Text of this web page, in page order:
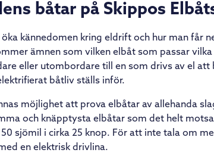
båtar på Skippos
kännedomen kring eldrift och hur man får
ämnen som vilken elbåt som passar
eller utombordare till en som drivs av el att
båtliv ställs inför.
möjlighet att prova elbåtar av allehanda
och knäpptysta elbåtar som det helt
sjömil i cirka 25 knop. För att inte tala om
en elektrisk drivlina.